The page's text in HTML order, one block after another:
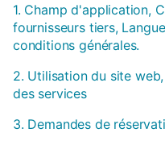
1. Champ d'application,
fournisseurs tiers,
conditions générales.
2. Utilisation du site
des services
3. Demandes de